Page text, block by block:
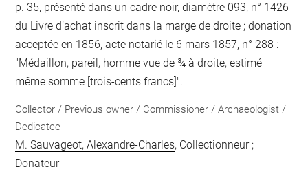
p. 35, présenté dans un cadre noir, diamètre 093, n° 1426
du Livre d’achat inscrit dans la marge de droite ; donation
acceptée en 1856, acte notarié le 6 mars 1857, n° 288 :
"Médaillon, pareil, homme vue de ¾ à droite, estimé
même somme [trois-cents francs]".
Collector / Previous owner / Commissioner / Archaeologist /
Dedicatee
M. Sauvageot, Alexandre-Charles, Collectionneur ;
Donateur